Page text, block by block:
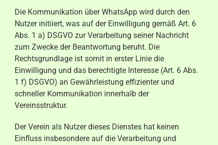
Die Kommunikation über WhatsApp wird durch den
Nutzer initiiert, was auf der Einwilligung gemäß Art. 6
Abs. 1 a) DSGVO zur Verarbeitung seiner Nachricht
zum Zwecke der Beantwortung beruht. Die
Rechtsgrundlage ist somit in erster Linie die
Einwilligung und das berechtigte Interesse (Art. 6 Abs.
1 f) DSGVO) an Gewährleistung effizienter und
schneller Kommunikation innerhalb der
Vereinsstruktur.
Der Verein als Nutzer dieses Dienstes hat keinen
Einfluss insbesondere auf die Verarbeitung und